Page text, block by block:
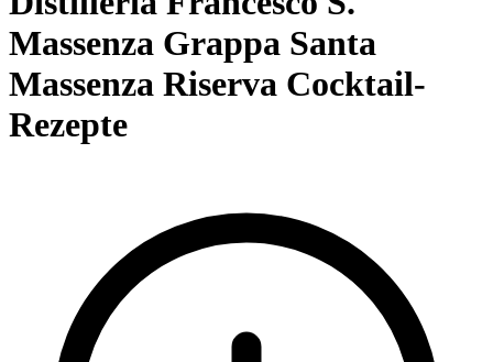
Massenza Grappa Santa
Massenza Riserva Cocktail-
Rezepte